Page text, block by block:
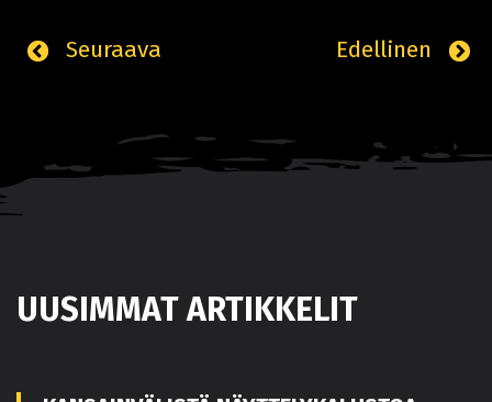
Edellinen
Seuraava
UUSIMMAT ARTIKKELIT